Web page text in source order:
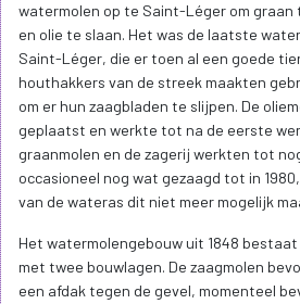
watermolen op te Saint-Léger om graan
en olie te slaan. Het was de laatste
Saint-Léger, die er toen al een goede
houthakkers van de streek maakten
om er hun zaagbladen te slijpen. De
geplaatst en werkte tot na de eerste
graanmolen en de zagerij werkten tot
occasioneel nog wat gezaagd tot in
van de wateras dit niet meer mogelijk
Het watermolengebouw uit 1848
met twee bouwlagen. De zaagmolen
een afdak tegen de gevel, momenteel